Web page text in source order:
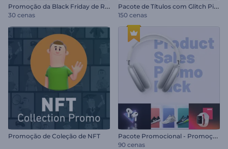
P
romoção da Black Friday de Reels
30 cenas
P
acote de Títulos com Glitch Pixelado
150 cenas
Promoção de Coleção de NFT P
acote Promocional - Promoção de Produtos
90 cenas